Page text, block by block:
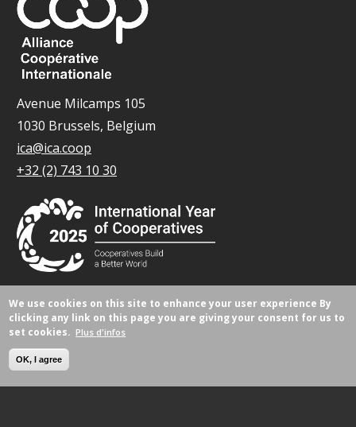
Avenue Milcamps 105
1030 Brussels, Belgium
ica@ica.coop
+32 (2) 743 10 30
© Tous droits réservés 2026.
We use cookies on this site to enhance your user experience By
clicking any link on this page you are giving your consent for us to
set cookies. Plus d'infos
OK, I agree